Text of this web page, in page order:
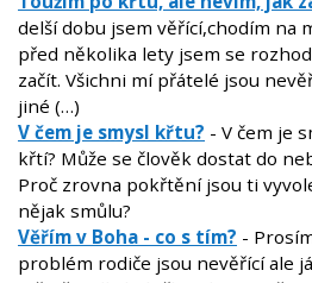
delší dobu jsem věřící,chodím na
před několika lety jsem se
začít. Všichni mí přátelé jsou
jiné (…)
V čem je smysl křtu? - V čem je
křtí? Může se člověk dostat do
Proč zrovna pokřtění jsou ti
nějak smůlu?
Věřím v Boha - co s tím? -
problém rodiče jsou nevěřící ale